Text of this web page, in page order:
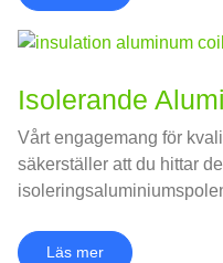
Isolerande
Vårt engagemang för
säkerställer att du hittar
Läs mer